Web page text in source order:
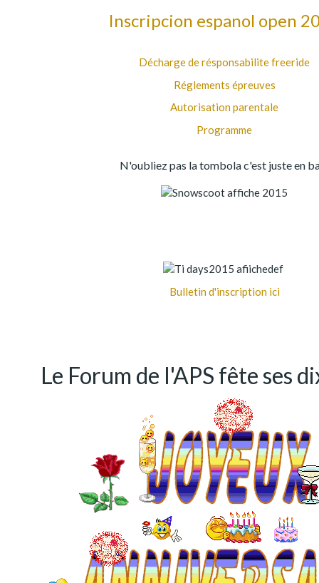
Inscripcion espanol open
Décharge de résponsabilite freeride
Réglements épreuves
Autorisation parentale
Programme
N'oubliez pas la tombolac'est juste en
Bulletin d'inscription ici
Le Forum de l'APS fête ses